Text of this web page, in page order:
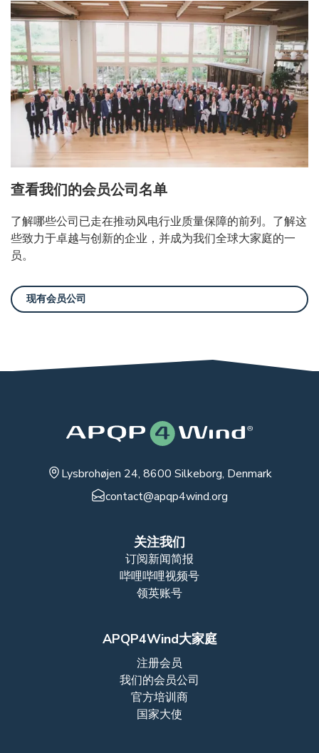
查看我们的会员公司名单
了解哪些公司已走在推动风电行业质量保障的前列。了解这
些致力于卓越与创新的企业，并成为我们全球大家庭的一
员。
现有会员公司
Lysbrohøjen 24, 8600 Silkeborg, Denmark
contact@apqp4wind.org
关注我们
订阅新闻简报
哔哩哔哩视频号
领英账号
APQP4Wind大家庭
注册会员
我们的会员公司
官方培训商
国家大使